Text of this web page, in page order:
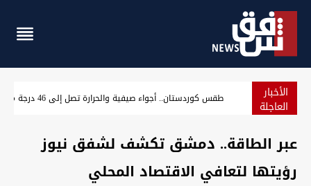
الأخبار
العاجلة أزمة هرمز.. الهند تحجز ناقلة عملاقة بـ25 مليون دولار لشراء النفط العراقي
عبر الطاقة.. دمشق تكشف لشفق نيوز
رؤيتها لتعافي الاقتصاد المحلي